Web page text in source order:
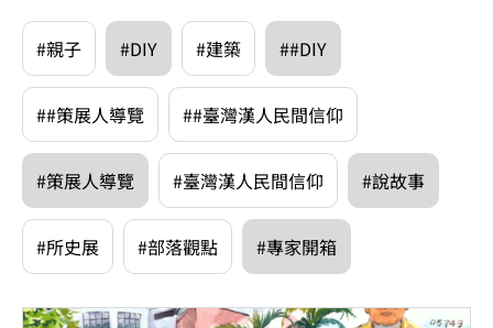
#親子 #DIY #建築 ##DIY
##策展人導覽 ##臺灣漢人民間信仰
#策展人導覽 #臺灣漢人民間信仰 #說故事
#所史展 #部落觀點 #專家開箱